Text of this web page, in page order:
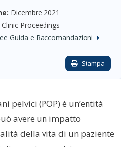
Dicembre 2021
Proceedings
Guida e Raccomandazioni
Stampa
pelvici (POP) è un’entità
avere un impatto
della vita di un paziente